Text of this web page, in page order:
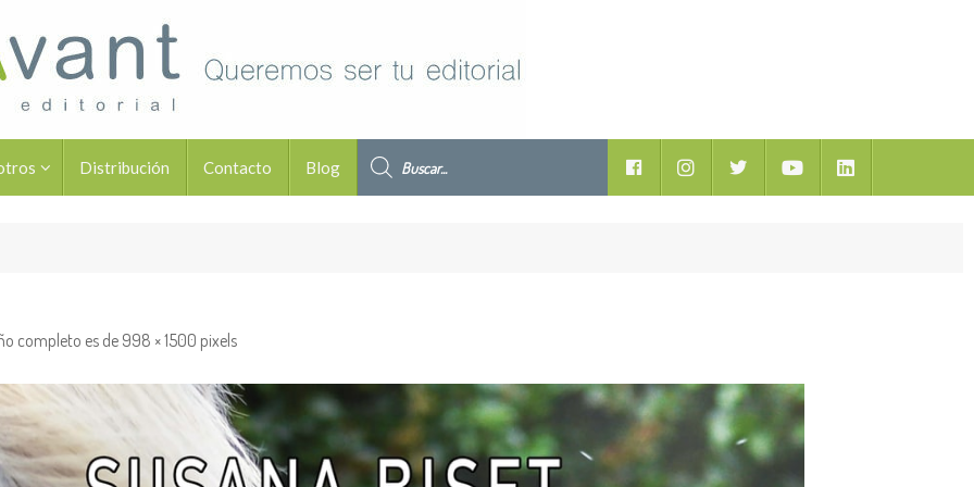
Distribución Contacto Blog
Facebook YoutubeLinkedIn
completo es de998 × 1500 pixels